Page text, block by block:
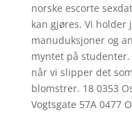
norske escorte
kan gjøres. Vi holder
manuduksjoner og
myntet på
når vi slipper det
blomstrer. 18 0353
Vogtsgate 57A 0477